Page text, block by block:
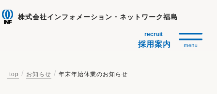
株式会社インフォメーション・ネットワーク福島
採用案内
top お知らせ 年末年始休業のお知らせ